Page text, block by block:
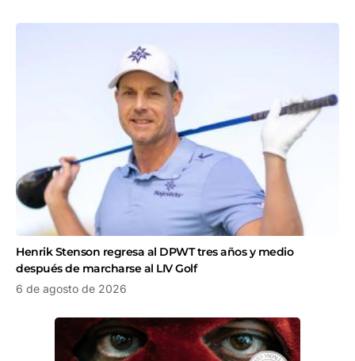
Henrik Stenson regresa al DPWT tres años y medio
después de marcharse al LIV Golf
6 de agosto de 2026